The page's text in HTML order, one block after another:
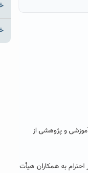
و پژوهشی از
به همکاران هیأت